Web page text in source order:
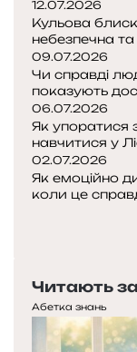
12.07.2026
Кульова
небезпечна
09.07.2026
Чи справді
показують
06.07.2026
Як упоратися
навчитися у
02.07.2026
Як емоційно
коли це
Читають
Абетка знань